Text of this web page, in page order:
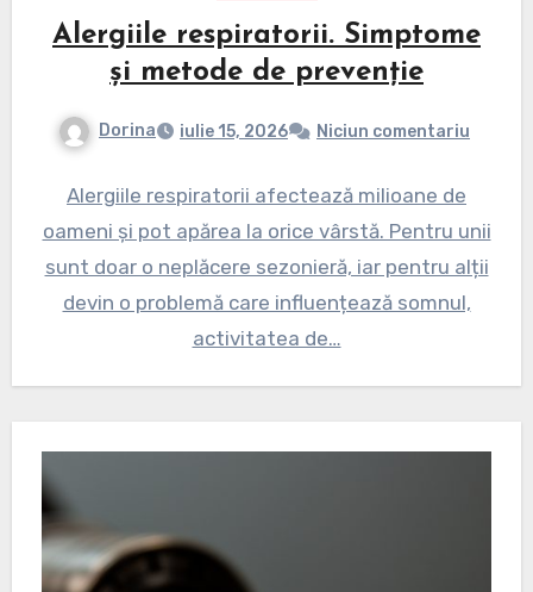
Alergiile respiratorii. Simptome
și metode de prevenție
Dorina iulie 15, 2026 Niciun comentariu
Alergiile respiratorii afectează milioane de
oameni și pot apărea la orice vârstă. Pentru unii
sunt doar o neplăcere sezonieră, iar pentru alții
devin o problemă care influențează somnul,
activitatea de…